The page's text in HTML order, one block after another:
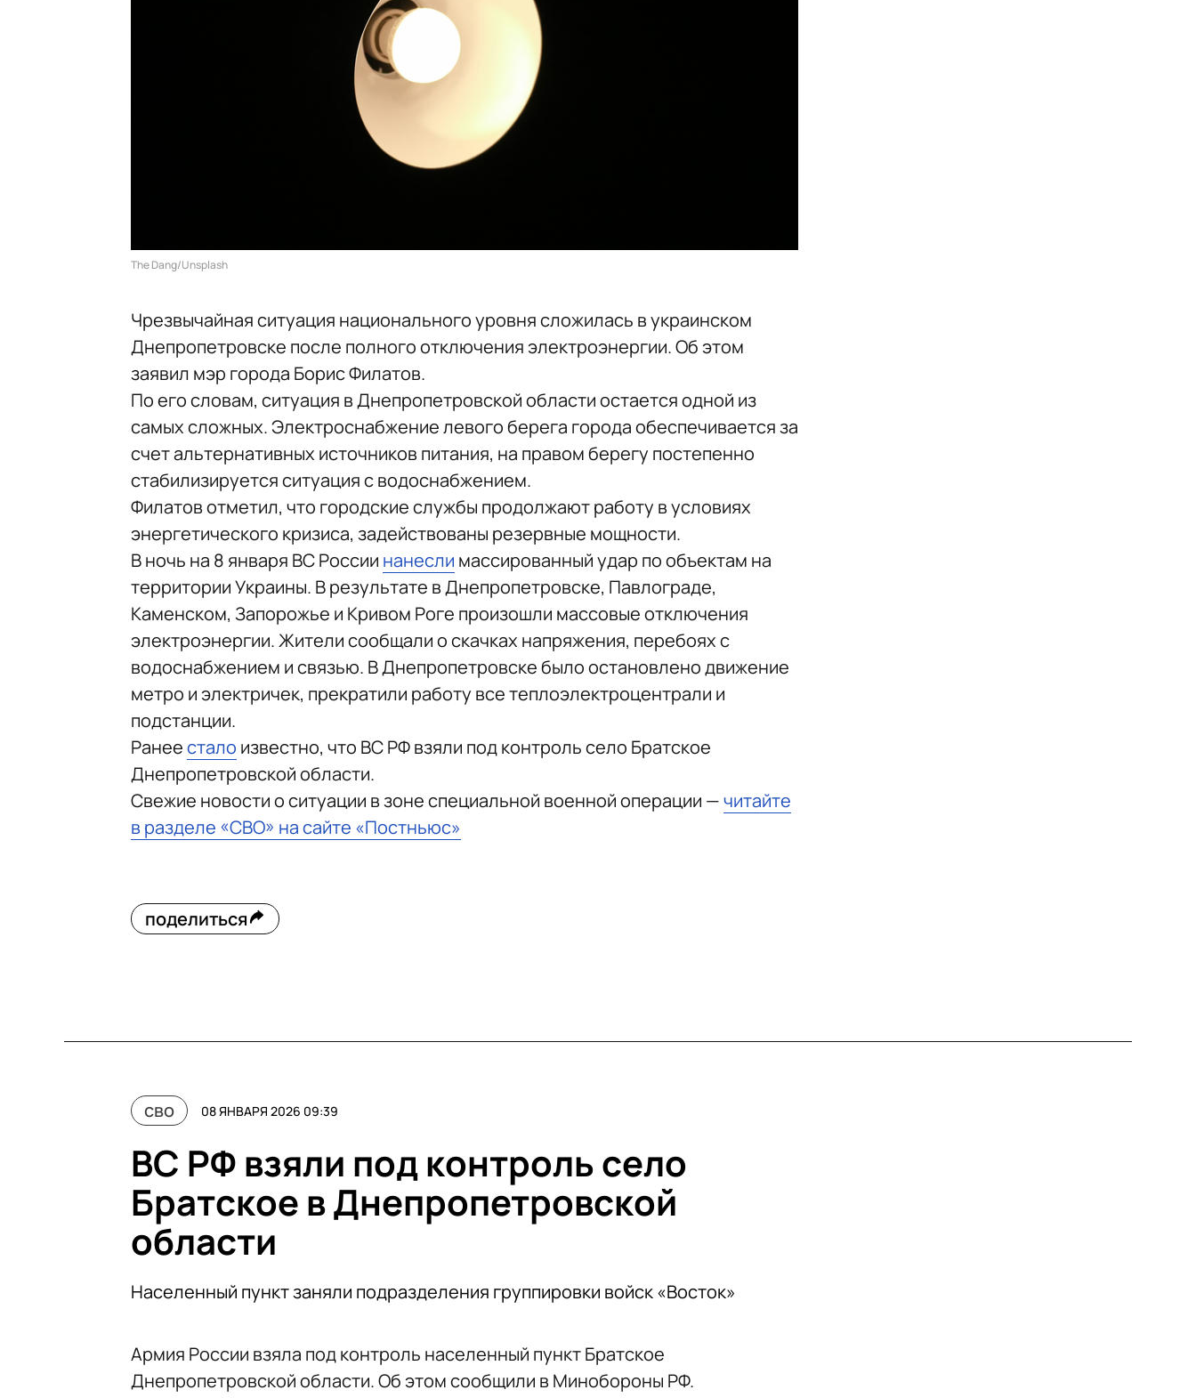
The Dang/Unsplash
Чрезвычайная ситуация национального уровня сложилась в украинском
Днепропетровске после полного отключения электроэнергии. Об этом
заявил мэр города Борис Филатов.
По его словам, ситуация в Днепропетровской области остается одной из
самых сложных. Электроснабжение левого берега города обеспечивается за
счет альтернативных источников питания, на правом берегу постепенно
стабилизируется ситуация с водоснабжением.
Филатов отметил, что городские службы продолжают работу в условиях
энергетического кризиса, задействованы резервные мощности.
В ночь на 8 января ВС России нанесли массированный удар по объектам на
территории Украины. В результате в Днепропетровске, Павлограде,
Каменском, Запорожье и Кривом Роге произошли массовые отключения
электроэнергии. Жители сообщали о скачках напряжения, перебоях с
водоснабжением и связью. В Днепропетровске было остановлено движение
метро и электричек, прекратили работу все теплоэлектроцентрали и
подстанции.
Ранеестало известно, что ВС РФ взяли под контроль село Братское
Днепропетровской области.
Свежие новости о ситуации в зоне специальной военной операции —читайте
в разделе «СВО» на сайте «Постньюс»
поделиться
сво 08 ЯНВАРЯ 2026 09:39
ВС РФ взяли под контроль село
Братское в Днепропетровской
области
Населенный пункт заняли подразделения группировки войск «Восток»
Армия России взяла под контроль населенный пункт Братское
Днепропетровской области. Об этом сообщили в Минобороны РФ.